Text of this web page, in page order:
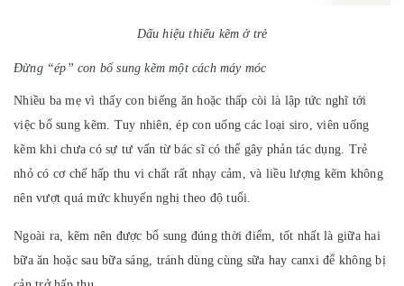
Dấu hiệu thiếu kẽm ở trẻ
Đừng “ép” con bổ sung kẽm một cách máy móc
Nhiều ba mẹ vì thấy con biếng ăn hoặc thấp còi là lập tức nghĩ tới
việc bổ sung kẽm. Tuy nhiên, ép con uống các loại siro, viên uống
kẽm khi chưa có sự tư vấn từ bác sĩ có thể gây phản tác dụng. Trẻ
nhỏ có cơ chế hấp thu vi chất rất nhạy cảm, và liều lượng kẽm không
nên vượt quá mức khuyến nghị theo độ tuổi.
Ngoài ra, kẽm nên được bổ sung đúng thời điểm, tốt nhất là giữa hai
bữa ăn hoặc sau bữa sáng, tránh dùng cùng sữa hay canxi để không bị